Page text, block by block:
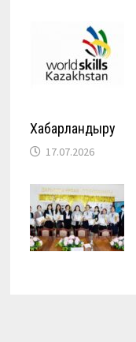
Хабарландыру
17.07.2026